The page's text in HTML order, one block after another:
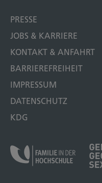
PRESSE
JOBS & KARRIERE
KONTAKT & ANFAHRT
BARRIEREFREIHEIT
IMPRESSUM
DATENSCHUTZ
KDG